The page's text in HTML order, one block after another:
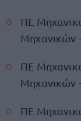
ΠΕ
Μηχανικών
ΠΕ
Μηχανικών
ΠΕ